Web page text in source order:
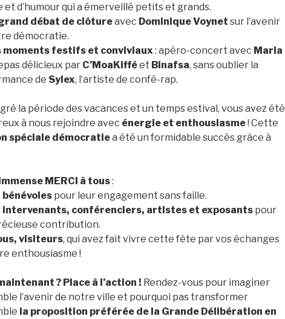
et d’humour qui a émerveillé petits et grands.
débat de clôtureavec Dominique Voynet sur l’avenir
démocratie.
moments festifs et conviviaux: apéro-concert avec Maria
délicieux par C’MoaKifféet Binafsa, sans oublier la
de Sylex, l’artiste de confé-rap.
la période des vacances et un temps estival, vous avez été
à nous rejoindre avec énergie et enthousiasme! Cette
spéciale démocratiea été un formidable succès grâce à
MERCI à tous:
bénévoles pour leur engagement sans faille.
intervenants, conférenciers, artistes et exposants pour
contribution.
visiteurs, qui avez fait vivre cette fête par vos échanges
enthousiasme !
? Place à l’action ! Rendez-vous pour imaginer
l’avenir de notre ville et pourquoi pas transformer
la proposition préférée de la Grande Délibération en